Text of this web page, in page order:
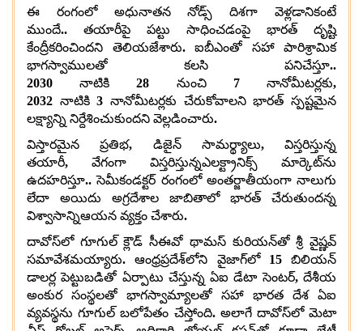
ఈ రంగంలో అధునాతన నోడ్స్ దిశగా వెళ్లడానికంటే
ముందే.. తయారీపై పట్టు సాధించడంపై భారత్ దృష్టి
కేంద్రీకరించిందని తెలియజేశారు. ఐబీఎంతో సహా పారిశ్రామిక
భాగస్వాములతో కలసి పనిచేస్తూ..
2030నాటికి28 నుంచి 7నానోమీటర్లకు,
2032 నాటికి3నానోమీటర్లకు చేరుకోవాలని భారత్ స్పష్టమైన
లక్ష్యాన్ని నిర్దేశించుకుందని వెల్లడించారు.
విస్తారమైన ప్రతిభ, డిజైన్ సామర్థ్యాలు, విస్తరిస్తున్న
తయారీ, వేగంగా విస్తరిస్తున్నఎలక్ట్రానిక్స్ మార్కెట్‌‌ను
ఉదహరిస్తూ..సెమీకండక్టర్ రంగంలో అంతర్జాతీయంగా నాలుగు
లేదా అయిదు అగ్రదేశాల జాబితాలో భారత్ చేరుతుందన్న
విశ్వాసాన్నిఆయన వ్యక్తం చేశారు.
దావోస్‌లో గూగుల్ క్లౌడ్ సీఈవో థామస్ కురియన్‌తో శ్రీ వైష్ణవ్
సమావేశమయ్యారు.ఆంధ్రప్రదేశ్‌లోని వైజాగ్‌లో 15 బిలియన్
డాలర్ల పెట్టుబడితో ఏర్పాటు చేస్తున్న ఏఐ డేటా సెంటర్‌,దేశీయ
అంకుర సంస్థలతో భాగస్వామ్యాలతో సహా భారత దేశ ఏఐ
వ్యవస్థను గూగుల్ బలోపేతం చేస్తోంది. అలాగే దావోస్‌లో మెటా